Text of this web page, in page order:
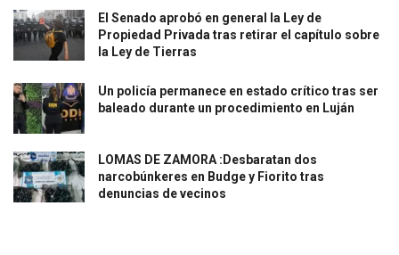
El Senado aprobó en general la Ley de
Propiedad Privada tras retirar el capítulo sobre
la Ley de Tierras
Un policía permanece en estado crítico tras ser
baleado durante un procedimiento en Luján
LOMAS DE ZAMORA :Desbaratan dos
narcobúnkeres en Budge y Fiorito tras
denuncias de vecinos